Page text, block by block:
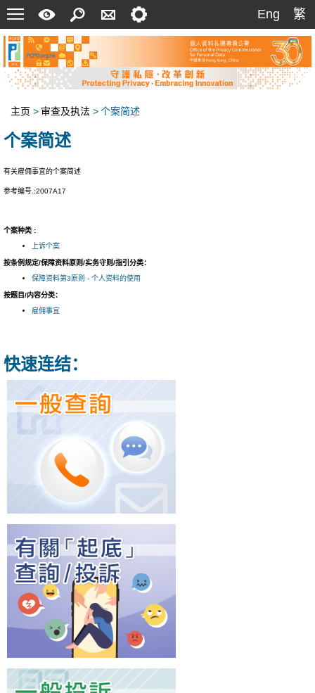
菜
单
速
指
南
索
络
我
定
Eng
繁
繁
主页 > 审查及执法 >个案简述
个案简述
有关雇佣事宜的个案简述
参考编号.:2007A17
个案种类 :
上诉个案
按条例规定/保障资料原则/实务守则/指引分类：
保障资料第3原则 - 个人资料的使用
按题目/内容分类：
雇佣事宜
快速连结：